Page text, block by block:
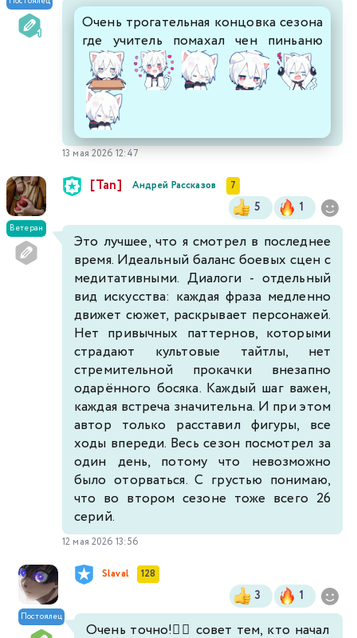
Очень трогательная концовка сезона
где учитель помахал чен пиньаню
13 мая 2026 12:47
Ветеран
[Tan] Андрей Рассказов 7
5 1
Это лучшее, что я смотрел в последнее
время. Идеальный баланс боевых сцен с
медитативными. Диалоги - отдельный
вид искусства: каждая фраза медленно
движет сюжет, раскрывает персонажей.
Нет привычных паттернов, которыми
страдают культовые тайтлы, нет
стремительной прокачки внезапно
одарённого босяка. Каждый шаг важен,
каждая встреча значительна. И при этом
автор только расставил фигуры, все
ходы впереди. Весь сезон посмотрел за
один день, потому что невозможно
было оторваться. С грустью понимаю,
что во втором сезоне тоже всего 26
серий.
12 мая 2026 13:56
Постоялец
Slaval 128
3 1
Очень точно!👍🏻 совет тем, кто начал